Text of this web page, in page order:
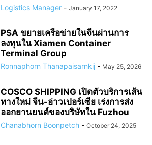
Logistics Manager - January 17, 2022
PSA ขยายเครือข่ายในจีนผ่านการ
ลงทุนใน Xiamen Container
Terminal Group
Ronnaphorn Thanapaisarnkij - May 25, 2026
COSCO SHIPPING เปิดตัวบริการเส้น
ทางใหม่ จีน-อ่าวเปอร์เซีย เร่งการส่ง
ออกยานยนต์ของบริษัทใน Fuzhou
Chanabhorn Boonpetch - October 24, 2025